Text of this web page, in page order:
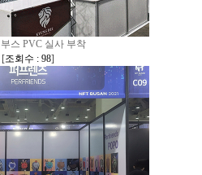
스 PVC 실사 부착
[조회수 : 98]